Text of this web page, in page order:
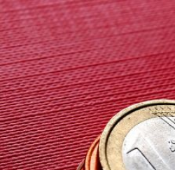
Qui
sommes-
nous ?
S'inscrire à
la
newsletter